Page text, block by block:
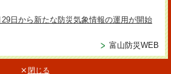
29日から新たな防災気象情報の運用が開始
富山防災WEB
閉じる
会の開催について
発表日